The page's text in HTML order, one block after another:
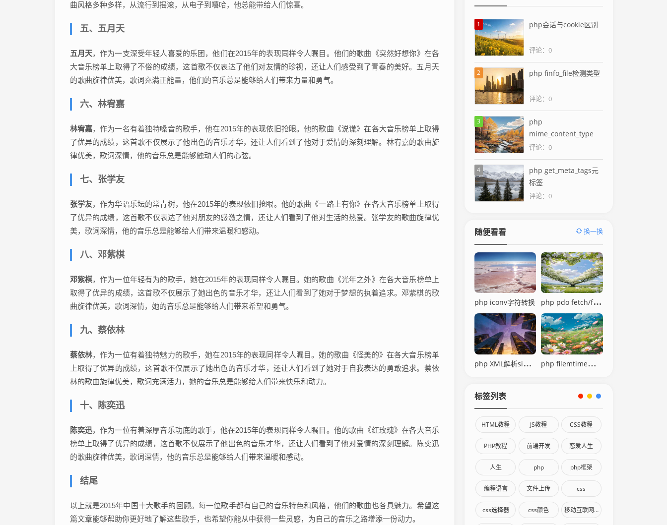
曲风格多种多样，从流行到摇滚，从电子到嘻哈，他总能带给人们惊喜。
五、五月天
五月天，作为一支深受年轻人喜爱的乐团，他们在2015年的表现同样令人瞩目。他们的歌曲《突然好想你》在各
大音乐榜单上取得了不俗的成绩，这首歌不仅表达了他们对友情的珍视，还让人们感受到了青春的美好。五月天
的歌曲旋律优美，歌词充满正能量，他们的音乐总是能够给人们带来力量和勇气。
六、林宥嘉
林宥嘉，作为一名有着独特嗓音的歌手，他在2015年的表现依旧抢眼。他的歌曲《说谎》在各大音乐榜单上取得
了优异的成绩，这首歌不仅展示了他出色的音乐才华，还让人们看到了他对于爱情的深刻理解。林宥嘉的歌曲旋
律优美，歌词深情，他的音乐总是能够触动人们的心弦。
七、张学友
张学友，作为华语乐坛的常青树，他在2015年的表现依旧抢眼。他的歌曲《一路上有你》在各大音乐榜单上取得
了优异的成绩，这首歌不仅表达了他对朋友的感激之情，还让人们看到了他对生活的热爱。张学友的歌曲旋律优
美，歌词深情，他的音乐总是能够给人们带来温暖和感动。
八、邓紫棋
邓紫棋，作为一位年轻有为的歌手，她在2015年的表现同样令人瞩目。她的歌曲《光年之外》在各大音乐榜单上
取得了优异的成绩，这首歌不仅展示了她出色的音乐才华，还让人们看到了她对于梦想的执着追求。邓紫棋的歌
曲旋律优美，歌词深情，她的音乐总是能够给人们带来希望和勇气。
九、蔡依林
蔡依林，作为一位有着独特魅力的歌手，她在2015年的表现同样令人瞩目。她的歌曲《怪美的》在各大音乐榜单
上取得了优异的成绩，这首歌不仅展示了她出色的音乐才华，还让人们看到了她对于自我表达的勇敢追求。蔡依
林的歌曲旋律优美，歌词充满活力，她的音乐总是能够给人们带来快乐和动力。
十、陈奕迅
陈奕迅，作为一位有着深厚音乐功底的歌手，他在2015年的表现同样令人瞩目。他的歌曲《红玫瑰》在各大音乐
榜单上取得了优异的成绩，这首歌不仅展示了他出色的音乐才华，还让人们看到了他对爱情的深刻理解。陈奕迅
的歌曲旋律优美，歌词深情，他的音乐总是能够给人们带来温暖和感动。
结尾
以上就是2015年中国十大歌手的回顾。每一位歌手都有自己的音乐特色和风格，他们的歌曲也各具魅力。希望这
篇文章能够帮助你更好地了解这些歌手，也希望你能从中获得一些灵感，为自己的音乐之路增添一份动力。
1 php会话与cookie区别
评论：0
2 php finfo_file检测类型
评论：0
3
php
mime_content_type
评论：0
4
php get_meta_tags元
标签
评论：0
随便看看 换一换
php iconv字符转换 php pdo fetch/fetchAll
php XML解析simplexml php filemtime修改时间
标签列表
HTML教程 JS教程 CSS教程
PHP教程 前端开发 恋爱人生
人生 php php框架
编程语言 文件上传 css
css选择器 css颜色 移动互联网终端